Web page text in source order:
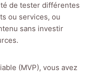
de tester différentes
ou services, ou
sans investir
(MVP), vous avez